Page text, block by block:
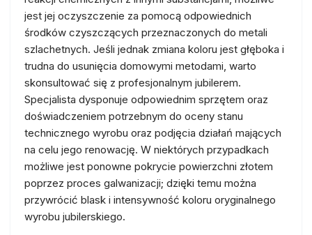
jest jej oczyszczenie za pomocą odpowiednich
środków czyszczących przeznaczonych do metali
szlachetnych. Jeśli jednak zmiana koloru jest głęboka i
trudna do usunięcia domowymi metodami, warto
skonsultować się z profesjonalnym jubilerem.
Specjalista dysponuje odpowiednim sprzętem oraz
doświadczeniem potrzebnym do oceny stanu
technicznego wyrobu oraz podjęcia działań mających
na celu jego renowację. W niektórych przypadkach
możliwe jest ponowne pokrycie powierzchni złotem
poprzez proces galwanizacji; dzięki temu można
przywrócić blask i intensywność koloru oryginalnego
wyrobu jubilerskiego.